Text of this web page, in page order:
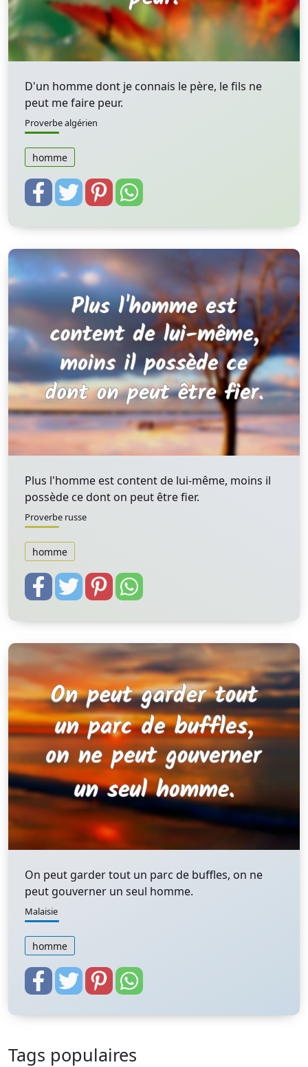
D'un homme dont je connais le père, le fils ne
peut me faire peur.
Proverbe algérien
homme
Plus l'homme est content de lui-même, moins il
possède ce dont on peut être fier.
Proverbe russe
homme
On peut garder tout un parc de buffles, on ne
peut gouverner un seul homme.
Malaisie
homme
Tags populaires